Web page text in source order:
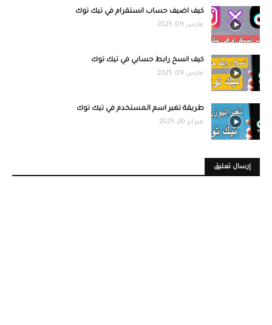
كيف اضيف حساب انستقرام في تيك توك
مارس 09, 2025
كيف انسخ رابط حسابي في تيك توك
مارس 09, 2025
طريقة تغير اسم المستخدم في تيك توك
فبراير 20, 2025
إرسال تعليق